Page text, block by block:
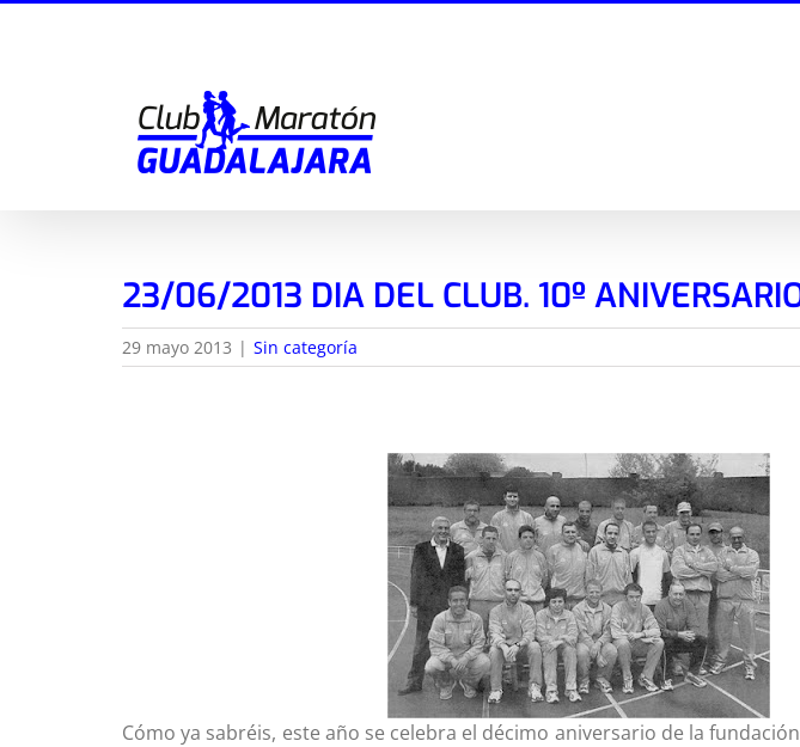
23/06/2013 DIA DEL CLUB. 10º
29 mayo 2013 | Sin categoría
Cómo ya sabréis, este año se celebra el décimo aniversario de la